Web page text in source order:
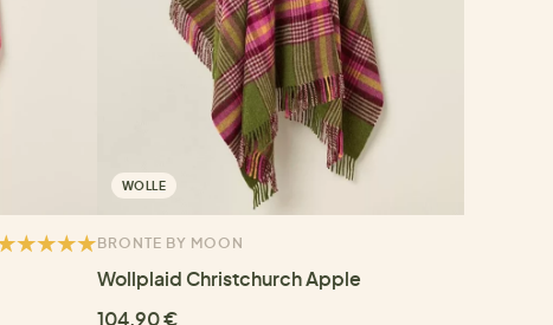
WOLLE
BRONTE BY MOON
Wollplaid Christchurch Apple
104,90 €